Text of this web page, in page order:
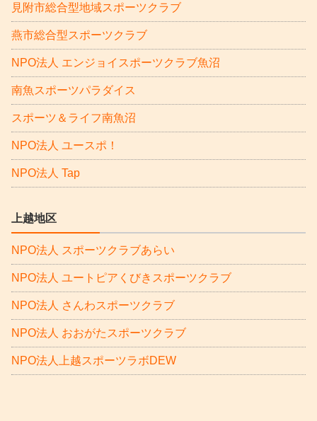
見附市総合型地域スポーツクラブ
燕市総合型スポーツクラブ
NPO法人 エンジョイスポーツクラブ魚沼
南魚スポーツパラダイス
スポーツ＆ライフ南魚沼
NPO法人 ユースポ！
NPO法人 Tap
上越地区
NPO法人 スポーツクラブあらい
NPO法人 ユートピアくびきスポーツクラブ
NPO法人 さんわスポーツクラブ
NPO法人 おおがたスポーツクラブ
NPO法人上越スポーツラボDEW